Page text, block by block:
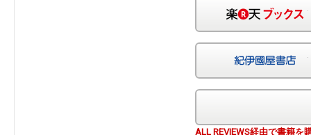
ALL REVIEWS経由で書籍